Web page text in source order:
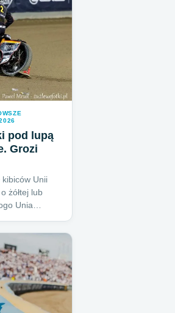
pod lupą
Grozi
kibiców Unii
żółtej lub
Unia…